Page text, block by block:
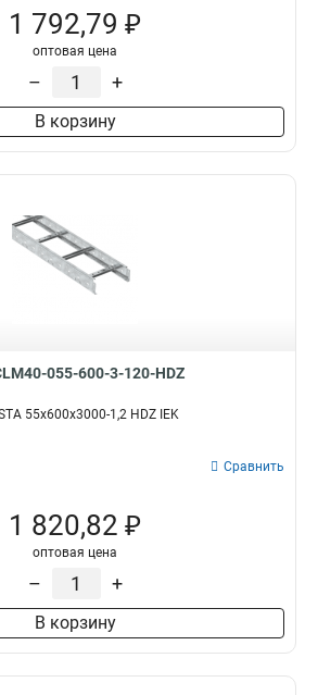
1 792,79 ₽
оптовая цена
– +
В корзину
055-600-3-120-HDZ
55х600х3000-1,2 HDZ IEK
Сравнить
1 820,82 ₽
оптовая цена
– +
В корзину